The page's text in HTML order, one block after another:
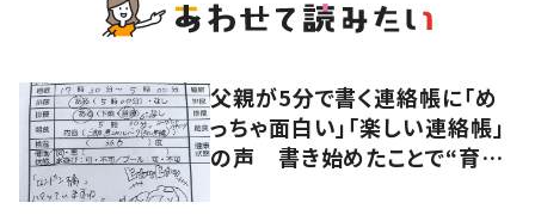
父親が5分で書く連絡帳に「め
っちゃ面白い」「楽しい連絡帳」
の声 書き始めたことで“育児